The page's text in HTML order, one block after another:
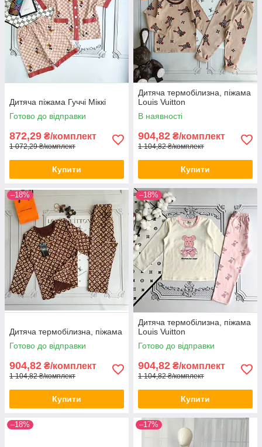
Дитяча піжама Гуччі Міккі
Готово до відправки
872,29 ₴/комплект
1 072,29 ₴/комплект
Купити
Дитяча термобілизна, піжама
Louis Vuitton
В наявності
904,82 ₴/комплект
1 104,82 ₴/комплект
Купити
–18%
Дитяча термобілизна, піжама
Готово до відправки
904,82 ₴/комплект
1 104,82 ₴/комплект
Купити
–18%
Дитяча термобілизна, піжама
Louis Vuitton
Готово до відправки
904,82 ₴/комплект
1 104,82 ₴/комплект
Купити
–18% –17%